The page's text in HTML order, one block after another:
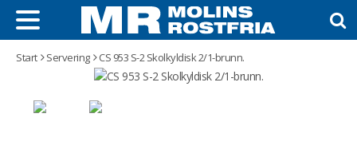
Start Servering CS 953 S-2 Skolkyldisk 2/1-brunn.